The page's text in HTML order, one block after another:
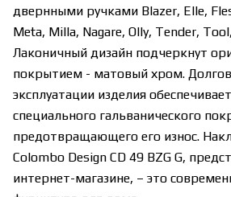
двернными ручками Blazer, Elle,
Meta, Milla, Nagare, Olly, Tender,
Лаконичный дизайн подчеркнут
покрытием - матовый хром.
эксплуатации изделия
специального гальванического
предотвращающего его износ.
Colombo Design CD 49 BZG G,
интернет-магазине, – это